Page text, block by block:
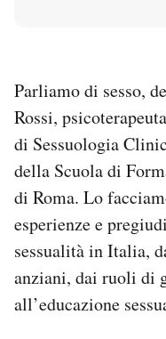
AREA PERSONALE
Entra
Parliamo di sesso,
Rossi,
di Sessuologia
della Scuola di
di Roma. Lo
esperienze e
sessualità in Italia,
anziani, dai ruoli di
all’educazione